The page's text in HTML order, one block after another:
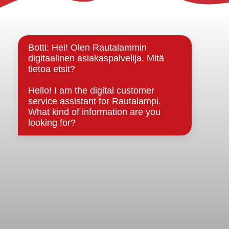
Strategiat, ohjelmat, ohjeet, suunnitelmat, säännöt ja
sopimukset
Asiakirjajulkisuuskuvaus
Evästeet
Saavutettavuusseloste
Tietosuoja
Tietosuojaselosteet